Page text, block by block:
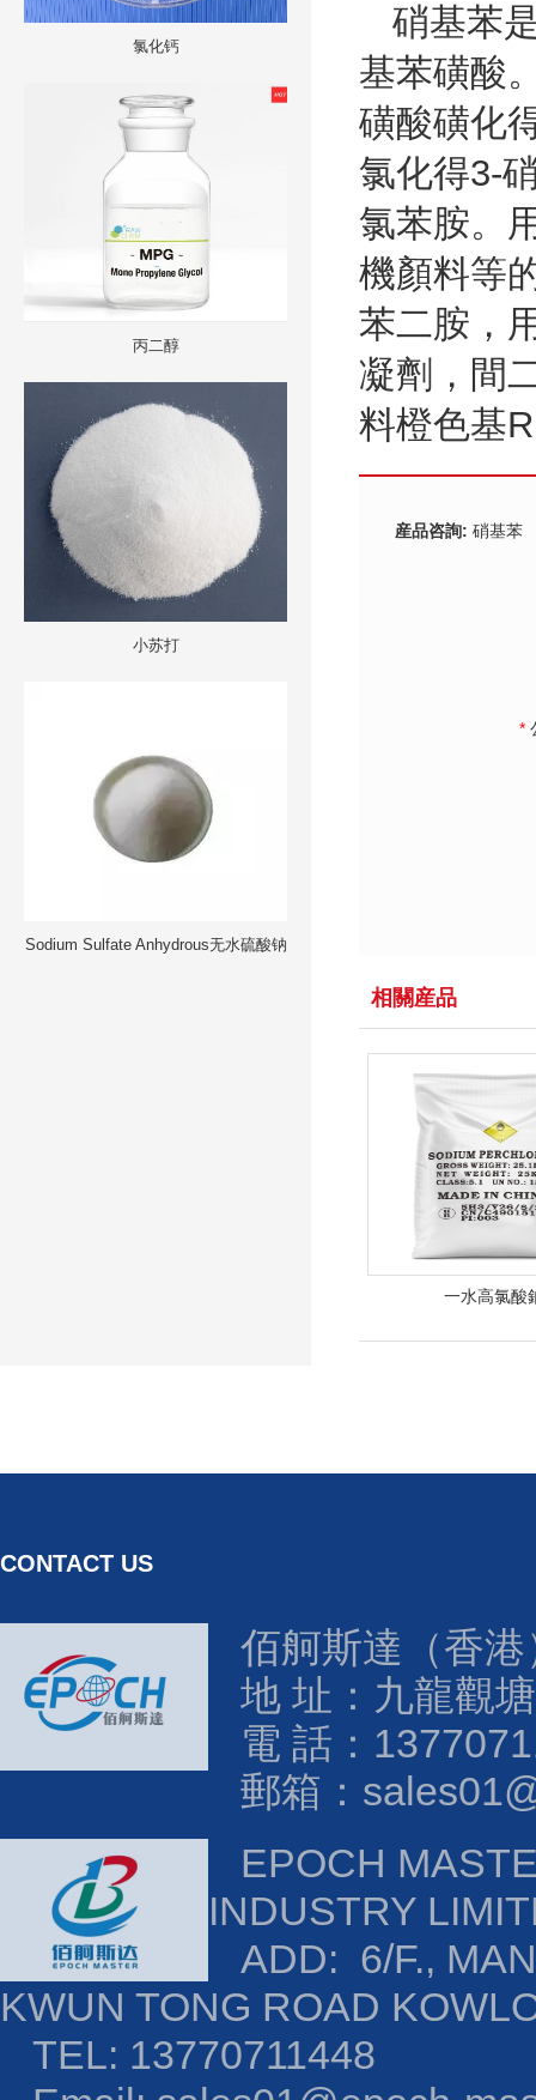
氯化钙
丙二醇
小苏打
Sodium Sulfate Anhydrous无水硫酸钠
硝基苯
基苯磺酸
磺酸磺化
氯化得3-
氯苯胺。
機顏料等
苯二胺，
凝劑，間
料橙色基R
産品咨詢: 硝基苯
*
相關産品
一水高氯酸
CONTACT US
佰舸斯達（香
地 址：九龍觀
電 話：
郵箱：
EPOCH
INDUSTRY
ADD: 6/F.,
KWUN TONG ROAD
TEL: 13770711448